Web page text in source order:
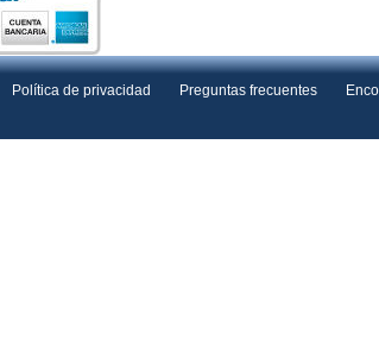
Política de privacidad Preguntas frecuentes